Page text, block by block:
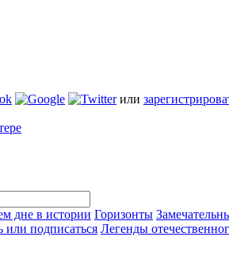
или
дне в истории Горизонты
или подписаться Легенды